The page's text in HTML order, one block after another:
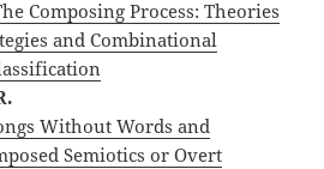
Composing Process: Theories
and Combinational
Without Words and
Semiotics or Overt